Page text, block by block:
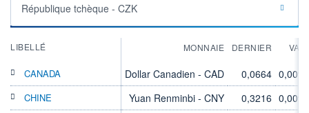
République tchèque - CZK
LIBELLÉ MONNAIE DERNIER VAR
CANADA Dollar Canadien - CAD 0,0664 0,00%
CHINE Yuan Renminbi - CNY 0,3216 0,00%